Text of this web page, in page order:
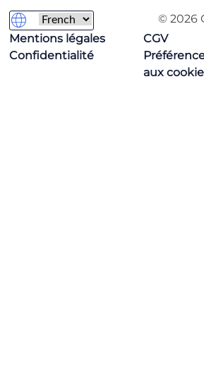
© 2026
Mentions légales
CGV
Confidentialité
aux